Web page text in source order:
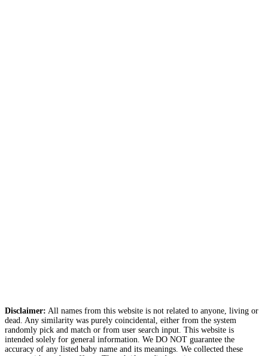
Disclaimer: All names from this website is not related to anyone, living or
dead. Any similarity was purely coincidental, either from the system
randomly pick and match or from user search input. This website is
intended solely for general information. We DO NOT guarantee the
accuracy of any listed baby name and its meanings. We collected these